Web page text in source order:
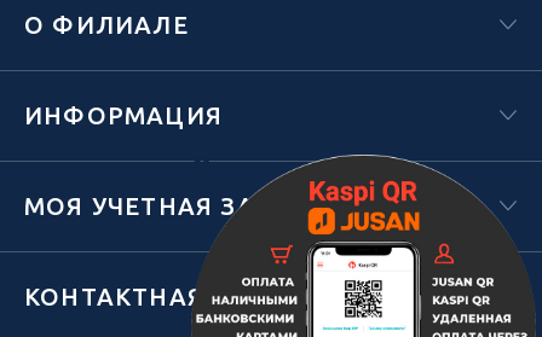
Х
О ФИЛИАЛЕ
ИНФОРМАЦИЯ
МОЯ УЧЕТНАЯ ЗАПИСЬ
КОНТАКТНАЯ ИНФОРМАЦИЯ